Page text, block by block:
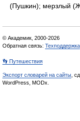
(Пушкин); мерзлый
© Академик, 2000-2026
Обратная связь: Техподдержка
👣 Путешествия
Экспорт словарей на сайты ,
WordPress, MODx.